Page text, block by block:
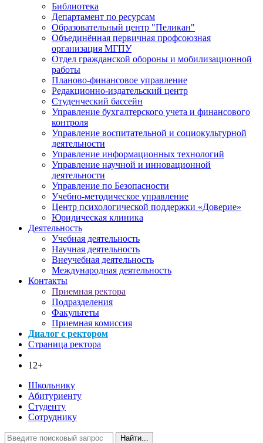
Библиотека
Департамент по ресурсам
Образовательный центр "Пеликан"
Объединённая первичная профсоюзная
организация МГПУ
Отдел гражданской обороны и мобилизационной
работы
Планово-финансовое управление
Редакционно-издательский центр
Студенческий бассейн
Управление бухгалтерского учета и финансового
контроля
Управление воспитательной и социокультурной
деятельности
Управление информационных технологий
Управление научной и инновационной
деятельности
Управление по Безопасности
Учебно-методическое управление
Центр психологической поддержки «Доверие»
Юридическая клиника
Деятельность
Учебная деятельность
Научная деятельность
Внеучебная деятельность
Международная деятельность
Контакты
Приемная ректора
Подразделения
Факультеты
Приемная комиссия
Диалог с ректором
Страница ректора
12+
Школьнику
Абитуриенту
Студенту
Сотруднику
Найти...